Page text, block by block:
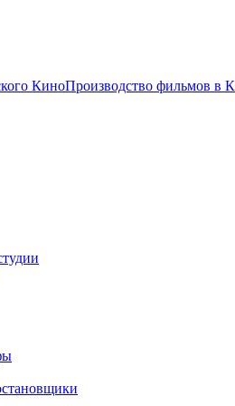
КиноПроизводство фильмов в